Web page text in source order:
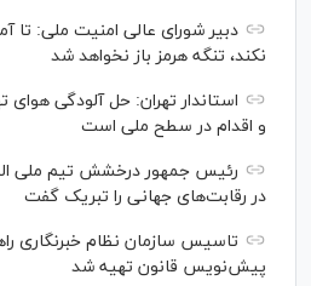
دبیر شورای عالی امنیت ملی: تا
نکند، تنگه هرمز باز نخواهد شد
استاندار تهران: حل آلودگی هوای
و اقدام در سطح ملی است
رئیس جمهور درخشش تیم ملی
در رقابت‌های جهانی را تبریک گفت
تاسیس سازمان نظام خبرنگاری
پیش‌نویس قانون تهیه شد